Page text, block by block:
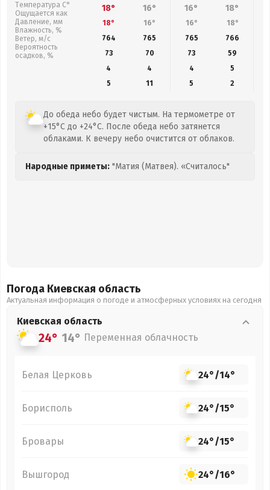
Температура С°
Ощущается как
Давление, мм
Влажность, %
Ветер, м/с
Вероятность
осадков, %
18° 16° 16° 18°
18° 16° 16° 18°
764
765 765 766
73
70 73
59
4
4 4
5
5
11 5 2
До обеда небо будет чистым. На термометре от
+15°C до +24°C. После обеда небо затянется
облаками. К вечеру небо очистится от облаков.
Народные приметы: "Матия (Матвея). «Считалось"
Погода Киевская область
Актуальная информация о погоде и атмосферных условиях на сегодня
Киевская область
24° 14° Переменная облачность
Белая Церковь 24°/14°
Борисполь 24°/15°
Бровары 24°/15°
Вышгород 24°/16°